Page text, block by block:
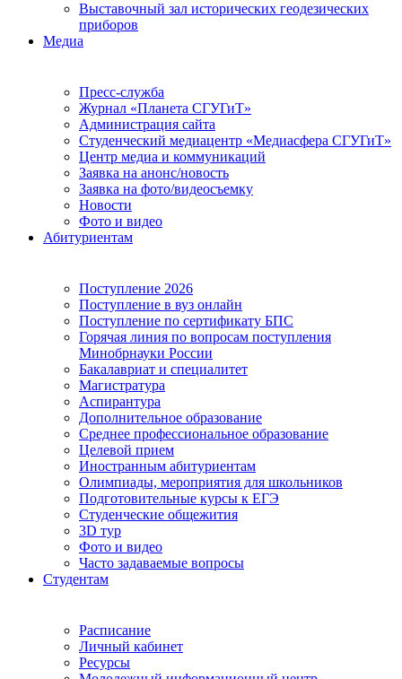
Выставочный зал исторических геодезических
приборов
Медиа
Пресс-служба
Журнал «Планета СГУГиТ»
Администрация сайта
Студенческий медиацентр «Медиасфера СГУГиТ»
Центр медиа и коммуникаций
Заявка на анонс/новость
Заявка на фото/видеосъемку
Новости
Фото и видео
Абитуриентам
Поступление 2026
Поступление в вуз онлайн
Поступление по сертификату БПС
Горячая линия по вопросам поступления
Минобрнауки России
Бакалавриат и специалитет
Магистратура
Аспирантура
Дополнительное образование
Среднее профессиональное образование
Целевой прием
Иностранным абитуриентам
Олимпиады, мероприятия для школьников
Подготовительные курсы к ЕГЭ
Студенческие общежития
3D тур
Фото и видео
Часто задаваемые вопросы
Студентам
Расписание
Личный кабинет
Ресурсы